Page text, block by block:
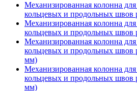
Механизированная колонна
кольцевых и продольных швов
Механизированная колонна
кольцевых и продольных швов
Механизированная колонна
кольцевых и продольных швов
мм)
Механизированная колонна
кольцевых и продольных швов
мм)